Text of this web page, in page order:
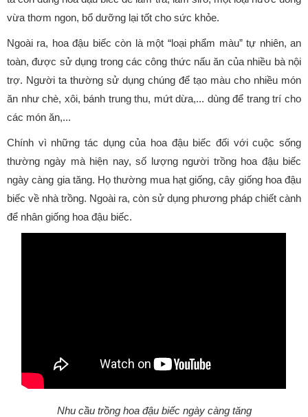
vừa thơm ngon, bổ dưỡng lại tốt cho sức khỏe.
Ngoài ra, hoa đậu biếc còn là một “loại phẩm màu” tự nhiên, an
toàn, được sử dụng trong các công thức nấu ăn của nhiều bà nội
trợ. Người ta thường sử dụng chúng để tạo màu cho nhiều món
ăn như chè, xôi, bánh trung thu, mứt dừa,... dùng để trang trí cho
các món ăn,...
Chính vì những tác dụng của hoa đậu biếc đối với cuộc sống
thường ngày mà hiện nay, số lượng người trồng hoa đậu biếc
ngày càng gia tăng. Họ thường mua hạt giống, cây giống hoa đậu
biếc về nhà trồng. Ngoài ra, còn sử dụng phương pháp chiết cành
để nhân giống hoa đậu biếc.
Nhu cầu trồng hoa đậu biếc ngày càng tăng